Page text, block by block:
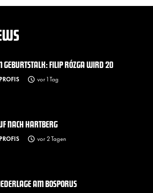
GEBURTSTALK: FILIP RÓZGA WIRD 20
PROFIS vor 1 Tag
NACH HARTBERG
PROFIS vor 2 Tagen
AM BOSPORUS